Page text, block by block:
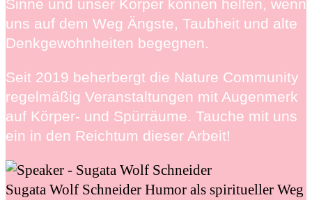
Sinne und unser Körper können helfen, wenn
uns auf dem Weg Ängste, Taubheit und alte
Denkgewohnheiten begegnen.
Seit 2019 beherbergt die Nature Community
regelmäßig Veranstaltungen mit Augenmerk
auf Körper- und Spürräume. Tauche mit uns
ein in den Reichtum dieser Arbeit!
Sugata Wolf Schneider Humor als spiritueller Weg